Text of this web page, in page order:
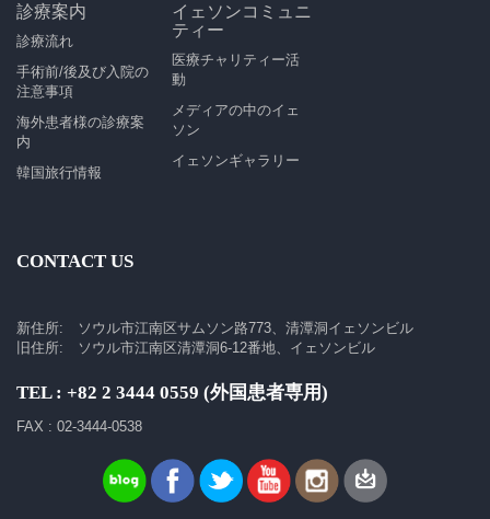
診療案内
診療流れ
手術前/後及び入院の
注意事項
海外患者様の診療案
内
韓国旅行情報
イェソンコミュニ
ティー
医療チャリティー活
動
メディアの中のイェ
ソン
イェソンギャラリー
CONTACT US
新住所: ソウル市江南区サムソン路773、清潭洞イェソンビル
旧住所: ソウル市江南区清潭洞6-12番地、イェソンビル
TEL : +82 2 3444 0559 (外国患者専用)
FAX : 02-3444-0538